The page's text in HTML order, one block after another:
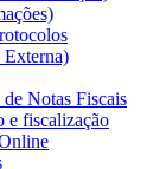
Externa)
Notas Fiscais
e fiscalização